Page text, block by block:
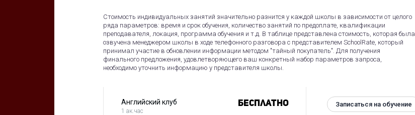
Стоимость индивидуальных занятий значительно разнится у каждой школы в зависимости от целого
ряда параметров: время и срок обучения, количество занятий по предоплате, квалификации
преподавателя, локация, программа обучения и т.д. В таблице представлена стоимость, которая была
озвучена менеджером школы в ходе телефонного разговора с представителем SchoolRate, который
принимал участие в обновлении информации методом "тайный покупатель". Для получения
финального предложения, удовлетворяющего ваш конкретный набор параметров запроса,
необходимо уточнить информацию у представителя школы.
Английский клуб
1 ак.час
Бесплатно Записаться на обучение